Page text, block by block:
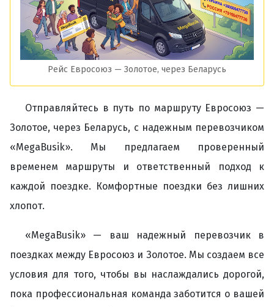
Рейс Евросоюз — Золотое, через Беларусь
Отправляйтесь в путь по маршруту Евросоюз —
Золотое, через Беларусь, с надежным перевозчиком
«MegaBusik». Мы предлагаем проверенный
временем маршруты и ответственный подход к
каждой поездке. Комфортные поездки без лишних
хлопот.
«MegaBusik» — ваш надежный перевозчик в
поездках между Евросоюз и Золотое. Мы создаем все
условия для того, чтобы вы наслаждались дорогой,
пока профессиональная команда заботится о вашей